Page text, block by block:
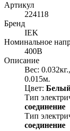
Артикул
224118
Бренд
IEK
Номинальное
400В
Описание
Вес:
0.015м.
Цвет:
Тип
соединение
Тип
соединение